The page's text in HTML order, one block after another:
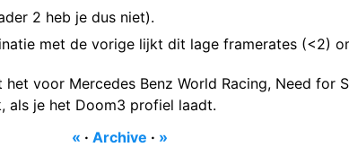
2 heb je dus niet).
met de vorige lijkt dit lage framerates (<2)
voor Mercedes Benz World Racing, Need for
als je het Doom3 profiel laadt.
« · Archive · »